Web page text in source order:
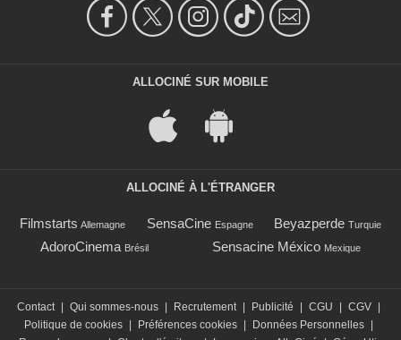
ALLOCINÉ SUR MOBILE
ALLOCINÉ À L'ÉTRANGER
Filmstarts Allemagne SensaCine Espagne Beyazperde Turquie
AdoroCinema Brésil Sensacine México Mexique
Contact Qui sommes-nous Recrutement Publicité CGU CGV
Politique de cookies
Préférences cookies Données Personnelles